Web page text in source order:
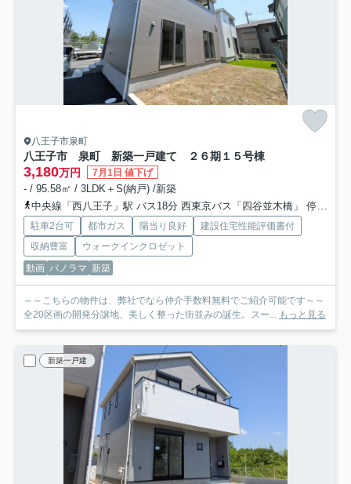
八王子市泉町
八王子市 泉町 新築一戸建て ２６期 １５号棟
3,180万円 7月1日 値下げ
- / 95.58㎡ / 3LDK＋S(納戸) /新築
中央線「西八王子」駅 バス18分 西東京バス「四谷並木橋」 停歩2分
駐車2台可 都市ガス 陽当り良好
建設住宅性能評価書付
収納豊富
ウォークインクロゼット
動画 パノラマ 新築
～～こちらの物件は、弊社でなら仲介手数料無料でご紹介可能です～～
全20区画の開発分譲地、美しく整った街並みの誕生。スー... もっと見る
新築一戸建